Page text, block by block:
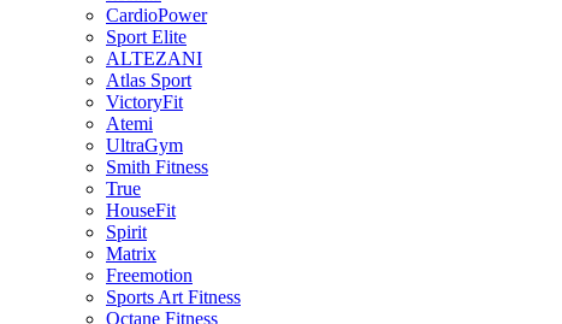
CardioPower
Sport Elite
ALTEZANI
Atlas Sport
VictoryFit
Atemi
UltraGym
Smith Fitness
True
HouseFit
Spirit
Matrix
Freemotion
Sports Art Fitness
Octane Fitness